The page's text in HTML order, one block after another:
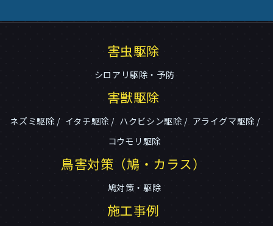
害虫駆除
シロアリ駆除・予防
害獣駆除
ネズミ駆除 イタチ駆除 ハクビシン駆除
アライグマ駆除
コウモリ駆除
鳥害対策（鳩・カラス）
鳩対策・駆除
施工事例